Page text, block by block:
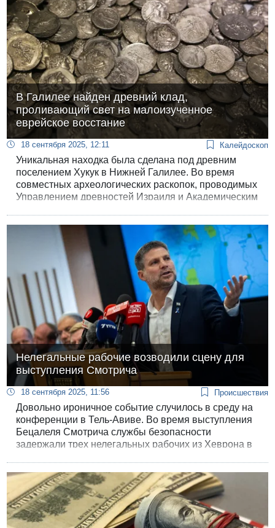
В Галилее найден древний клад,
проливающий свет на малоизученное
еврейское восстание
18 сентября 2025, 12:11 Калейдоскоп
Уникальная находка была сделана под древним
поселением Хукук в Нижней Галилее. Во время
совместных археологических раскопок, проводимых
Управлением древностей Израиля и Академическим
Нелегальные рабочие возводили сцену для
выступления Смотрича
18 сентября 2025, 11:56 Происшествия
Довольно ироничное событие случилось в среду на
конференции в Тель-Авиве. Во время выступления
Бецалеля Смотрича службы безопасности
задержали трех нелегальных рабочих из Хеврона в